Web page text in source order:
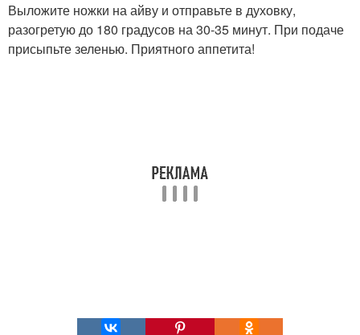
Выложите ножки на айву и отправьте в духовку,
разогретую до 180 градусов на 30-35 минут. При подаче
присыпьте зеленью. Приятного аппетита!